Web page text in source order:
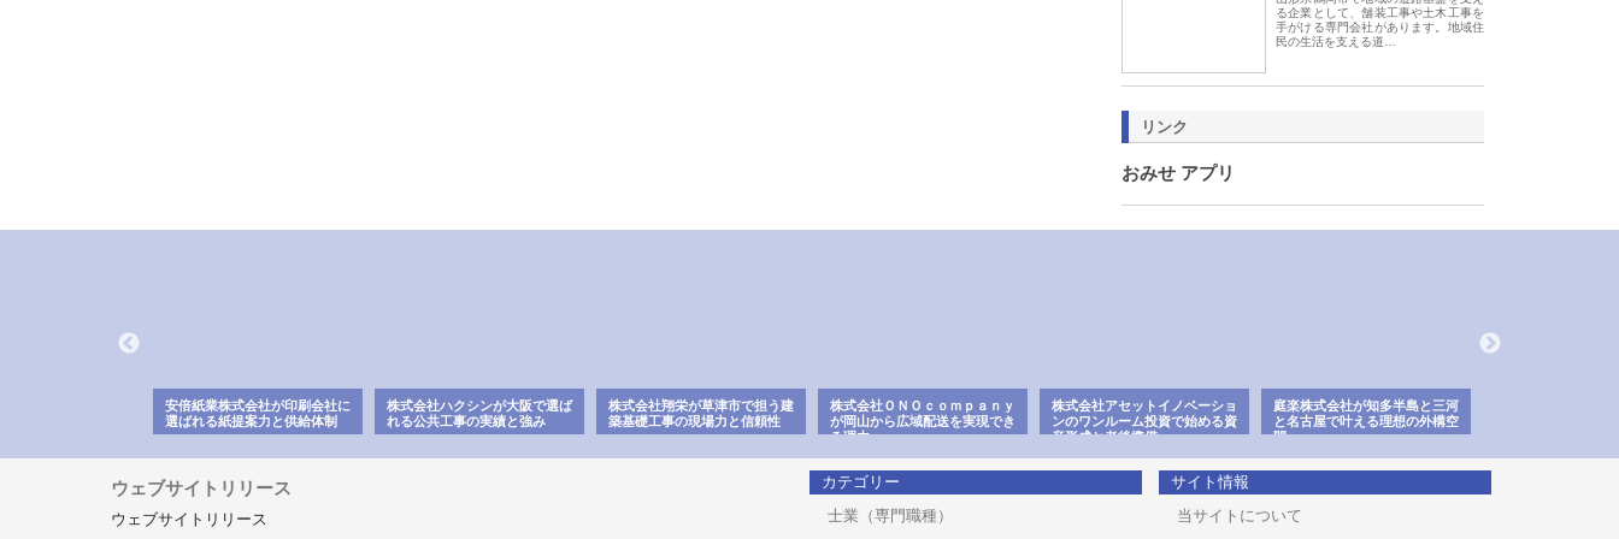
る企業として、舗装工事や土木工事を
手がける専門会社があります。地域住
民の生活を支える道…
リンク
おみせ アプリ
安倍紙業株式会社が印刷会社に
選ばれる紙提案力と供給体制
株式会社ハクシンが大阪で選ば
れる公共工事の実績と強み
株式会社翔栄が草津市で担う建
築基礎工事の現場力と信頼性
株式会社ＯＮＯｃｏｍｐａｎｙ
が岡山から広域配送を実現でき
る理由
株式会社アセットイノベーショ
ンのワンルーム投資で始める資
産形成と老後準備
庭楽株式会社が知多半島と三河
と名古屋で叶える理想の外構空
間
ウェブサイトリリース
ウェブサイトリリース
カテゴリー
士業（専門職種）
サイト情報
当サイトについて